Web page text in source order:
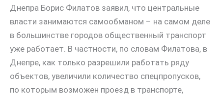
Днепра Борис Филатов заявил, что центральные
власти занимаются самообманом – на самом деле
в большинстве городов общественный транспорт
уже работает. В частности, по словам Филатова, в
Днепре, как только разрешили работать ряду
объектов, увеличили количество спецпропусков,
по которым возможен проезд в транспорте,